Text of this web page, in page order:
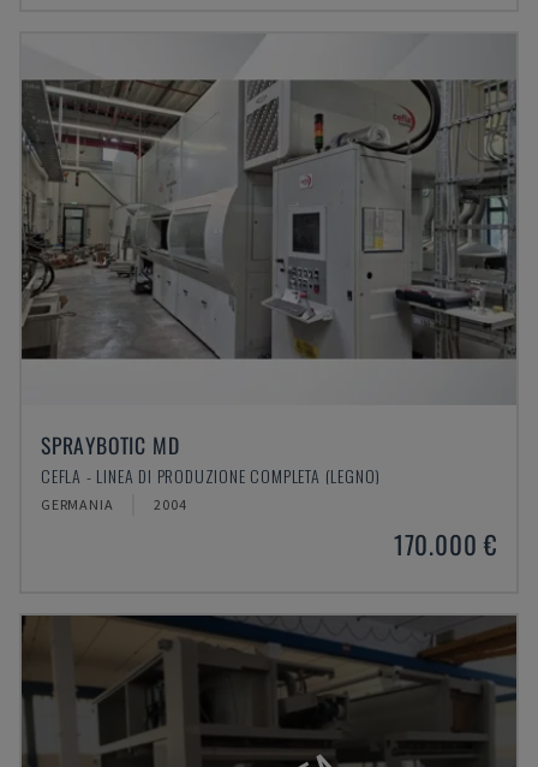
SPRAYBOTIC MD
CEFLA - LINEA DI PRODUZIONE COMPLETA (LEGNO)
GERMANIA 2004
170.000 €